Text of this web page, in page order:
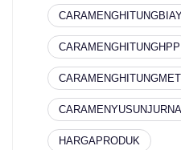
CARAMENGHITUNGHPP
HARGAPRODUK